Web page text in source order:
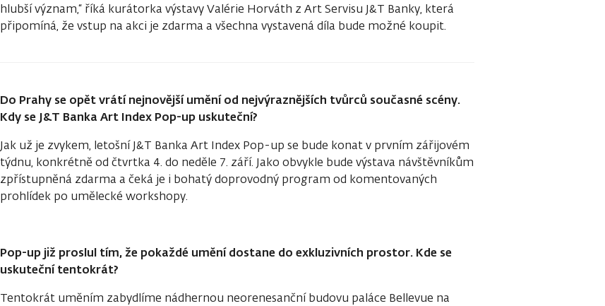
hlubší význam,“ říká kurátorka výstavy Valérie Horváth z Art Servisu J&T Banky, která
připomíná, že vstup na akci je zdarma a všechna vystavená díla bude možné koupit.
Do Prahy se opět vrátí nejnovější umění od nejvýraznějších tvůrců současné scény.
Kdy se J&T Banka Art Index Pop-up uskuteční?
Jak už je zvykem, letošní J&T Banka Art Index Pop-up se bude konat v prvním zářijovém
týdnu, konkrétně od čtvrtka 4. do neděle 7. září. Jako obvykle bude výstava návštěvníkům
zpřístupněná zdarma a čeká je i bohatý doprovodný program od komentovaných
prohlídek po umělecké workshopy.
Pop-up již proslul tím, že pokaždé umění dostane do exkluzivních prostor. Kde se
uskuteční tentokrát?
Tentokrát uměním zabydlíme nádhernou neorenesanční budovu paláce Bellevue na